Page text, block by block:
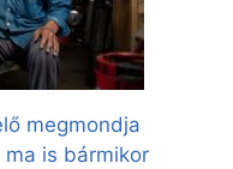
megmondja
is bármikor